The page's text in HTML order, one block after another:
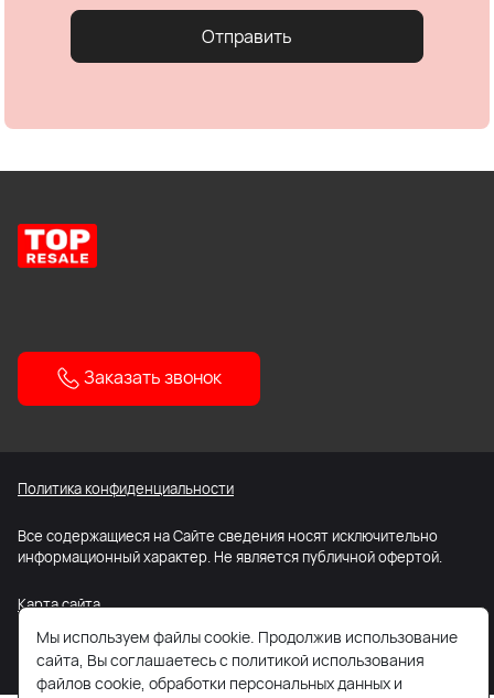
Отправить
Заказать звонок
Политика конфиденциальности
Все содержащиеся на Сайте сведения носят исключительно
информационный характер. Не является публичной офертой.
Карта сайта
Мы используем файлы cookie. Продолжив использование
сайта, Вы соглашаетесь с политикой использования
файлов cookie, обработки персональных данных и